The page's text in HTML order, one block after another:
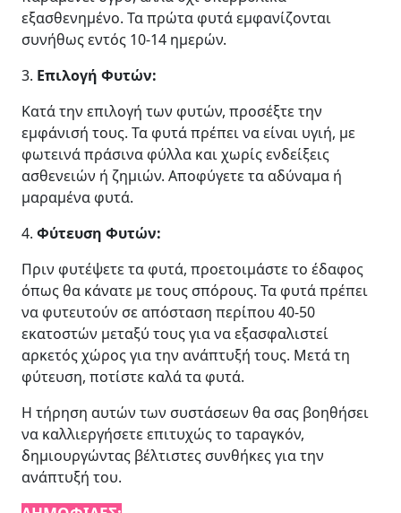
εξασθενημένο. Τα πρώτα φυτά εμφανίζονται
συνήθως εντός 10-14 ημερών.
3. Επιλογή Φυτών:
Κατά την επιλογή των φυτών, προσέξτε την
εμφάνισή τους. Τα φυτά πρέπει να είναι υγιή, με
φωτεινά πράσινα φύλλα και χωρίς ενδείξεις
ασθενειών ή ζημιών. Αποφύγετε τα αδύναμα ή
μαραμένα φυτά.
4. Φύτευση Φυτών:
Πριν φυτέψετε τα φυτά, προετοιμάστε το έδαφος
όπως θα κάνατε με τους σπόρους. Τα φυτά πρέπει
να φυτευτούν σε απόσταση περίπου 40-50
εκατοστών μεταξύ τους για να εξασφαλιστεί
αρκετός χώρος για την ανάπτυξή τους. Μετά τη
φύτευση, ποτίστε καλά τα φυτά.
Η τήρηση αυτών των συστάσεων θα σας βοηθήσει
να καλλιεργήσετε επιτυχώς το ταραγκόν,
δημιουργώντας βέλτιστες συνθήκες για την
ανάπτυξή του.